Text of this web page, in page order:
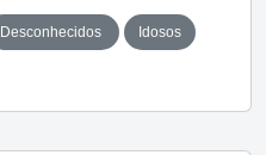
Desconhecidos Idosos